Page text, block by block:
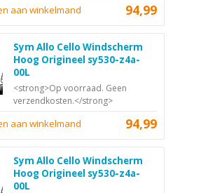
94,99
aan winkelmand
Sym Allo Cello Windscherm
Hoog Origineel sy530-z4a-
00L
<strong>Op voorraad. Geen
verzendkosten.</strong>
94,99
aan winkelmand
Sym Allo Cello Windscherm
Hoog Origineel sy530-z4a-
00L